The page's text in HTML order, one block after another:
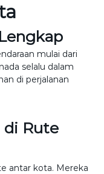
mulai dari
selalu dalam
di perjalanan
di Rute
antar kota. Mereka